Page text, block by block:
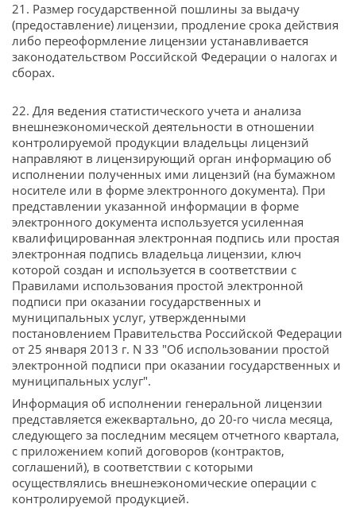
21. Размер государственной пошлины за выдачу
(предоставление) лицензии, продление срока действия
либо переоформление лицензии устанавливается
законодательством Российской Федерации о налогах и
сборах.
22. Для ведения статистического учета и анализа
внешнеэкономической деятельности в отношении
контролируемой продукции владельцы лицензий
направляют в лицензирующий орган информацию об
исполнении полученных ими лицензий (на бумажном
носителе или в форме электронного документа). При
представлении указанной информации в форме
электронного документа используется усиленная
квалифицированная электронная подпись или простая
электронная подпись владельца лицензии, ключ
которой создан и используется в соответствии с
Правилами использования простой электронной
подписи при оказании государственных и
муниципальных услуг, утвержденными
постановлением Правительства Российской Федерации
от 25 января 2013 г. N 33 "Об использовании простой
электронной подписи при оказании государственных и
муниципальных услуг".
Информация об исполнении генеральной лицензии
представляется ежеквартально, до 20-го числа месяца,
следующего за последним месяцем отчетного квартала,
с приложением копий договоров (контрактов,
соглашений), в соответствии с которыми
осуществлялись внешнеэкономические операции с
контролируемой продукцией.